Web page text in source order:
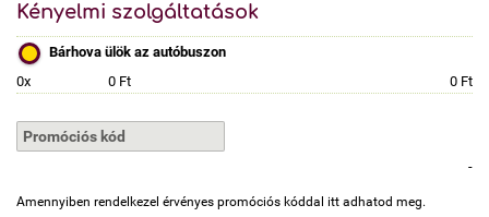
Kényelmi szolgáltatások
Bárhova ülök az autóbuszon
0x
0 Ft 0 Ft
-
Amennyiben rendelkezel érvényes promóciós kóddal itt adhatod meg.